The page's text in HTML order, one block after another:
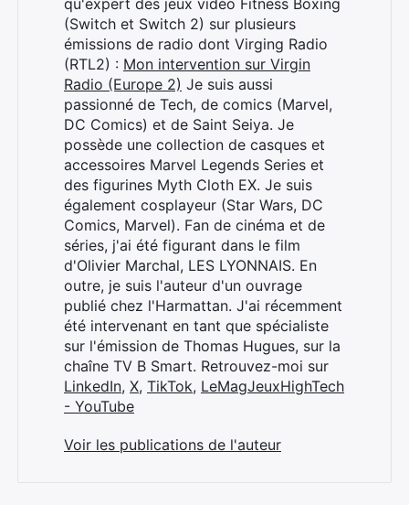
(Switch et Switch 2) sur plusieurs
émissions de radio dont Virging Radio
(RTL2) : Mon intervention sur Virgin
Radio (Europe 2) Je suis aussi
passionné de Tech, de comics (Marvel,
DC Comics) et de Saint Seiya. Je
possède une collection de casques et
accessoires Marvel Legends Series et
des figurines Myth Cloth EX. Je suis
également cosplayeur (Star Wars, DC
Comics, Marvel). Fan de cinéma et de
séries, j'ai été figurant dans le film
d'Olivier Marchal, LES LYONNAIS. En
outre, je suis l'auteur d'un ouvrage
publié chez l'Harmattan. J'ai récemment
été intervenant en tant que spécialiste
sur l'émission de Thomas Hugues, sur la
chaîne TV B Smart. Retrouvez-moi sur
LinkedIn, X, TikTok, LeMagJeuxHighTech
- YouTube
Voir les publications de l'auteur